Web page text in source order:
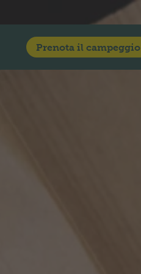
Prenota il campeggio